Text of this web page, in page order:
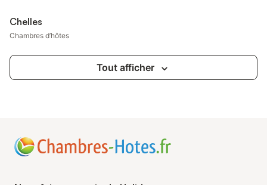
Chelles
Chambres d’hôtes
Tout afficher